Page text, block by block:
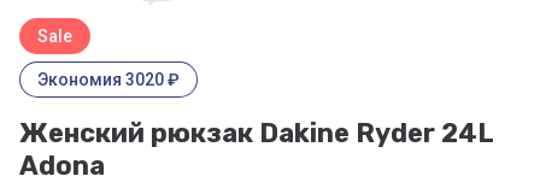
Sale
Экономия 3020 ₽
Женский рюкзак Dakine Ryder 24L
Adona